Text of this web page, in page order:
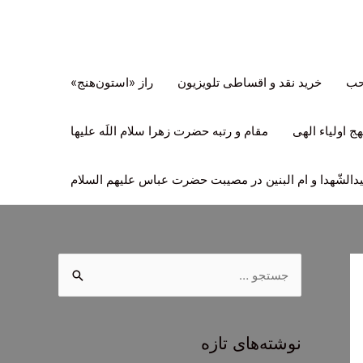
خرید نقد و اقساطی تلویزیون راز «استون‌هنج»
اولیاء الهی مقام و رتبه حضرت زهرا سلام اللَه علیها
و ام البنین در مصیبت حضرت عباس علیهم السلام
جنوشته‌های تازه